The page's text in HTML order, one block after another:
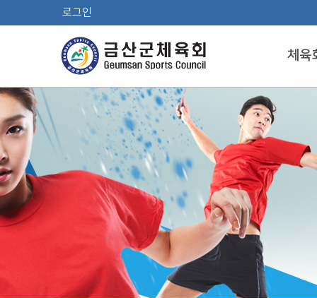
로그인
체육